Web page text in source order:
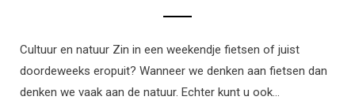
Cultuur en natuur Zin in een weekendje fietsen of juist
doordeweeks eropuit? Wanneer we denken aan fietsen dan
denken we vaak aan de natuur. Echter kunt u ook…